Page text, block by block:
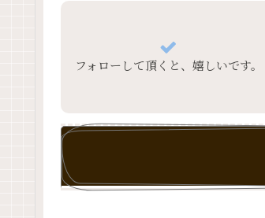
フォローして頂くと、嬉しいです。